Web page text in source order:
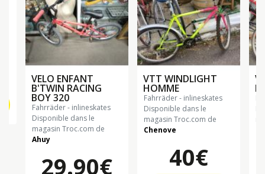
VELO ENFANT
B'TWIN RACING
BOY 320
fahrräder - inlineskates
Disponible dans le
magasin Troc.com de
Ahuy
29.90€
VTT WINDLIGHT
HOMME
fahrräder - inlineskates
Disponible dans le
magasin Troc.com de
Chenove
40€